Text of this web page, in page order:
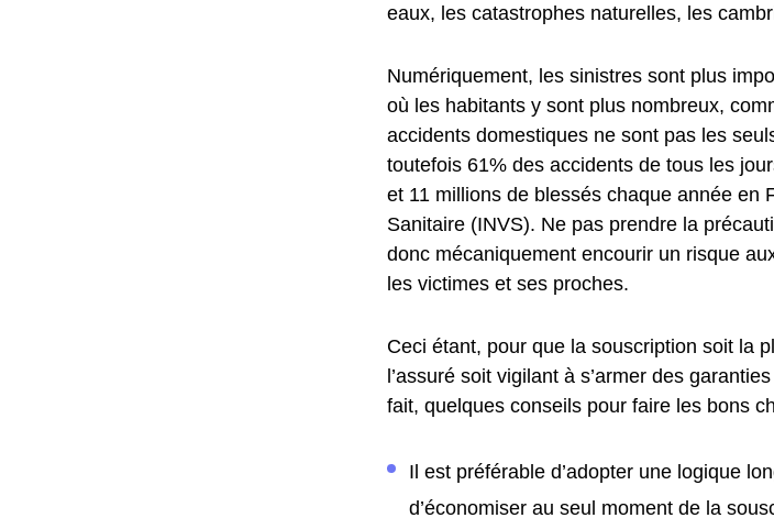
eaux, les catastrophes naturelles, les
Numériquement, les sinistres sont plus
où les habitants y sont plus nombreux,
accidents domestiques ne sont pas les
toutefois 61% des accidents de tous les
et 11 millions de blessés chaque année en
Sanitaire (INVS). Ne pas prendre la
donc mécaniquement encourir un risque
les victimes et ses proches.
Ceci étant, pour que la souscription soit la
l’assuré soit vigilant à s’armer des
fait, quelques conseils pour faire les bons
Il est préférable d’adopter une logique
d’économiser au seul moment de la